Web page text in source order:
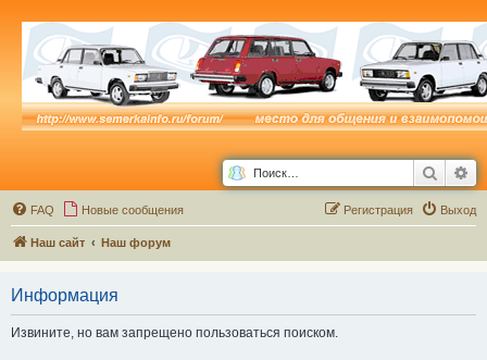
Поиск
FAQ Новые сообщения Выход
Регистрация
Наш сайт Наш форум
Информация
Извините, но вам запрещено пользоваться поиском.